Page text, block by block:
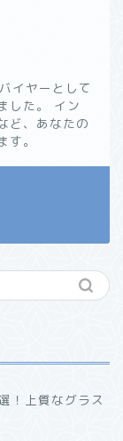
イヤーとして
した。 イン
ど、あなたの
。
！上質なグラス